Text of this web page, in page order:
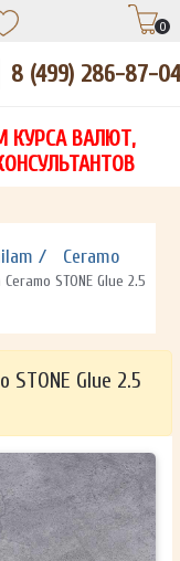
15 МИНУТ
15 МИНУТ
лицам
15 МИНУТ
лицам
0
8 (499) 286-87-04
КУРСА ВАЛЮТ,
/
Ceramo
STONE Glue 2.5
Glue 2.5